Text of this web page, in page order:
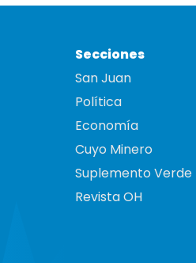
Secciones
San Juan
Política
Economía
Cuyo Minero
Suplemento Verde
Revista OH